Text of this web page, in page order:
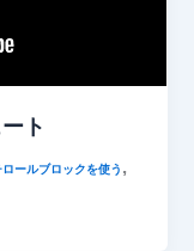
ト
ールブロックを使う ,